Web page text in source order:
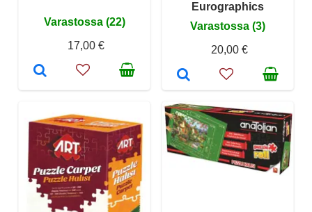
Varastossa (22)
17,00 €
Eurographics
Varastossa (3)
20,00 €